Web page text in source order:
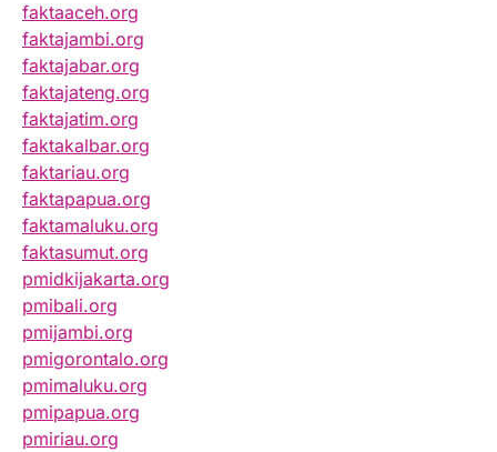
faktaaceh.org
faktajambi.org
faktajabar.org
faktajateng.org
faktajatim.org
faktakalbar.org
faktariau.org
faktapapua.org
faktamaluku.org
faktasumut.org
pmidkijakarta.org
pmibali.org
pmijambi.org
pmigorontalo.org
pmimaluku.org
pmipapua.org
pmiriau.org